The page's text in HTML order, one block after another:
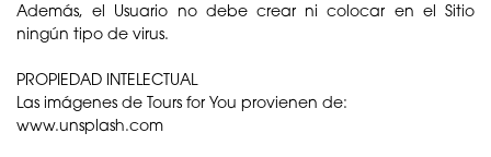
Además, el Usuario no debe crear ni colocar en el Sitio
ningún tipo de virus.
PROPIEDAD INTELECTUAL
Las imágenes de Tours for You provienen de:
www.unsplash.com